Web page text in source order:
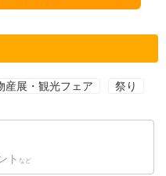
産展・観光フェア 祭り
ト など